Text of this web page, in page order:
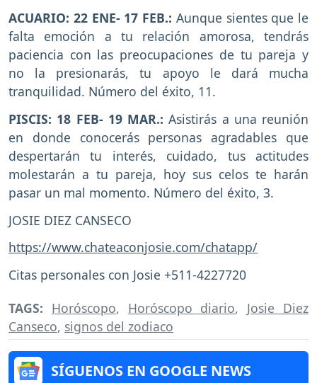
ACUARIO: 22 ENE- 17 FEB.: Aunque sientes que le
falta emoción a tu relación amorosa, tendrás
paciencia con las preocupaciones de tu pareja y
no la presionarás, tu apoyo le dará mucha
tranquilidad. Número del éxito, 11.
PISCIS: 18 FEB- 19 MAR.: Asistirás a una reunión
en donde conocerás personas agradables que
despertarán tu interés, cuidado, tus actitudes
molestarán a tu pareja, hoy sus celos te harán
pasar un mal momento. Número del éxito, 3.
JOSIE DIEZ CANSECO
https://www.chateaconjosie.com/chatapp/
Citas personales con Josie +511-4227720
TAGS: Horóscopo, Horóscopo diario, Josie Diez
Canseco, signos del zodiaco
SÍGUENOS EN GOOGLE NEWS